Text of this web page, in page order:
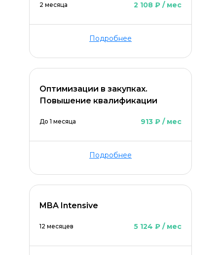
2 месяца 2 108 ₽ / мес
Подробнее
Оптимизации в закупках.
Повышение квалификации
До 1 месяца 913 ₽ / мес
Подробнее
MBA Intensive
12 месяцев 5 124 ₽ / мес